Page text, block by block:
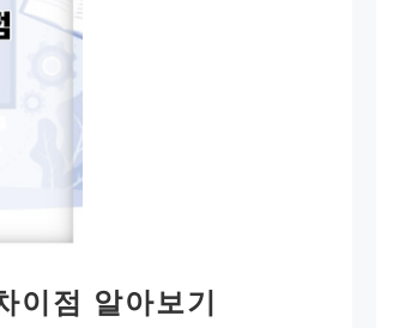
이점 알아보기